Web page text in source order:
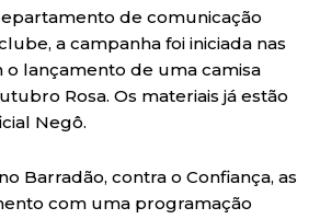
de comunicação
a campanha foi iniciada nas
o lançamento de uma camisa
Rosa. Os materiais já estão
Negô.
Barradão, contra o Confiança, as
com uma programação